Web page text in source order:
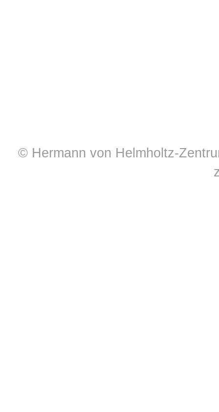
© Hermann von Helmholtz-